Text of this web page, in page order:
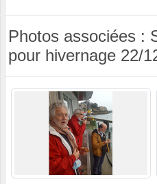
Photos associées :
pour hivernage 22/